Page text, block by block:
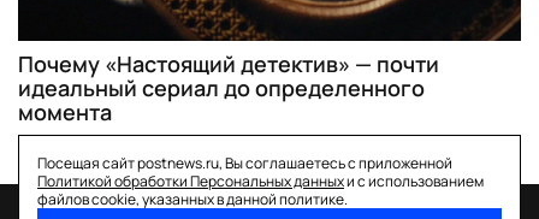
Почему «Настоящий детектив» — почти
идеальный сериал до определенного
момента
Посещая сайт postnews.ru, Вы соглашаетесь с приложенной
Политикой обработки Персональных данныхи с использованием
файлов cookie, указанных в данной политике.